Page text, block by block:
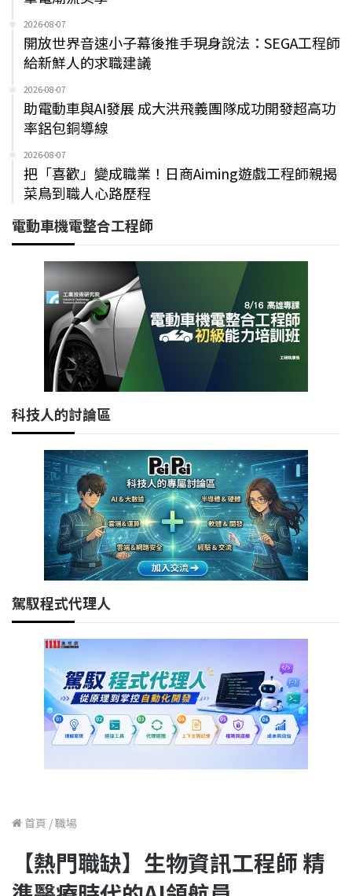
2026-08-07
開放世界音速小子幕後推手現身說法：SEGA工程師
給新鮮人的求職建議
2026-08-07
助電動車與AI發展 成大洪飛義團隊成功開發超高功
率鋁包銅導線
2026-08-07
把「喜歡」變成職業！日商Aiming遊戲工程師親揭
菜鳥到職人心路歷程
電動車機電整合工程師
科技人的討論區
駕馭程式代理人